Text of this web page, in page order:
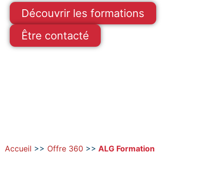
Découvrir les formations
Être contacté
Accueil >> Offre 360 >> ALG Formation